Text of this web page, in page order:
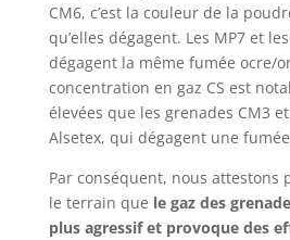
CM6, c’est la couleur de la
qu’elles dégagent. Les MP7 et
dégagent la même fumée ocre/
concentration en gaz CS est
élevées que les grenades CM3 et
Alsetex, qui dégagent une
Par conséquent, nous attestons
le terrain que le gaz des
plus agressif et provoque des